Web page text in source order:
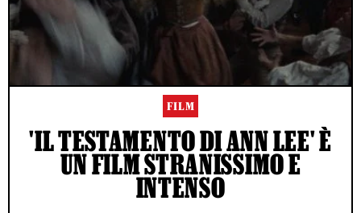
FILM
'IL TESTAMENTO DI ANN LEE' È
UN FILM STRANISSIMO E
INTENSO